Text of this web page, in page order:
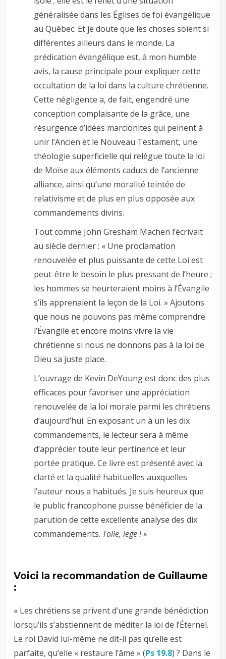
généralisée dans les Églises de foi évangélique
au Québec. Et je doute que les choses soient si
différentes ailleurs dans le monde. La
prédication évangélique est, à mon humble
avis, la cause principale pour expliquer cette
occultation de la loi dans la culture chrétienne.
Cette négligence a, de fait, engendré une
conception complaisante de la grâce, une
résurgence d’idées marcionites qui peinent à
unir l’Ancien et le Nouveau Testament, une
théologie superficielle qui relègue toute la loi
de Moïse aux éléments caducs de l’ancienne
alliance, ainsi qu’une moralité teintée de
relativisme et de plus en plus opposée aux
commandements divins.
Tout comme John Gresham Machen l’écrivait
au siècle dernier : « Une proclamation
renouvelée et plus puissante de cette Loi est
peut-être le besoin le plus pressant de l’heure ;
les hommes se heurteraient moins à l’Évangile
s’ils apprenaient la leçon de la Loi. » Ajoutons
que nous ne pouvons pas même comprendre
l’Évangile et encore moins vivre la vie
chrétienne si nous ne donnons pas à la loi de
Dieu sa juste place.
L’ouvrage de Kevin DeYoung est donc des plus
efficaces pour favoriser une appréciation
renouvelée de la loi morale parmi les chrétiens
d’aujourd’hui. En exposant un à un les dix
commandements, le lecteur sera à même
d’apprécier toute leur pertinence et leur
portée pratique. Ce livre est présenté avec la
clarté et la qualité habituelles auxquelles
l’auteur nous a habitués. Je suis heureux que
le public francophone puisse bénéficier de la
parution de cette excellente analyse des dix
commandements. Tolle, lege! »
Voici la recommandation de Guillaume
:
« Les chrétiens se privent d’une grande bénédiction
lorsqu’ils s’abstiennent de méditer la loi de l’Éternel.
Le roi David lui-même ne dit-il pas qu’elle est
parfaite, qu’elle « restaure l’âme » (Ps 19.8) ? Dans le